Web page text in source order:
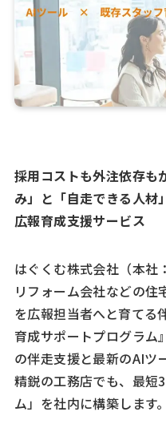
採用コストも外注依存も
み」と「自走できる人材
広報育成支援サービス
はぐくむ株式会社（本社
リフォーム会社などの住
を広報担当者へと育てる
育成サポートプログラム
の伴走支援と最新のAIツ
精鋭の工務店でも、最短
ム」を社内に構築します。